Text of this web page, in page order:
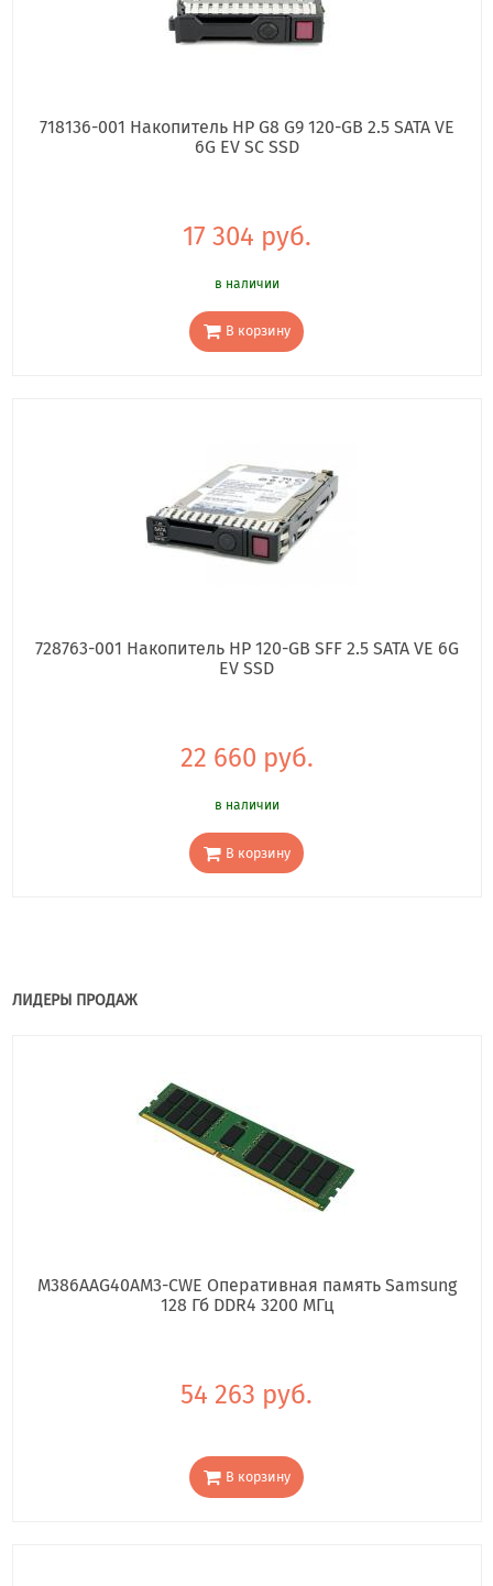
718136-001 Накопитель HP G8 G9 120-GB 2.5 SATA VE
6G EV SC SSD
17 304 руб.
в наличии
В корзину
728763-001 Накопитель HP 120-GB SFF 2.5 SATA VE 6G
EV SSD
22 660 руб.
в наличии
В корзину
ЛИДЕРЫ ПРОДАЖ
M386AAG40AM3-CWE Оперативная память Samsung
128 Гб DDR4 3200 МГц
54 263 руб.
В корзину